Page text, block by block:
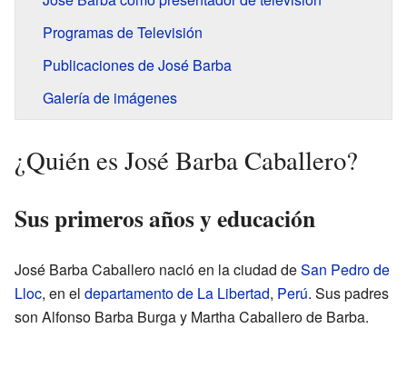
Programas de Televisión
Publicaciones de José Barba
Galería de imágenes
¿Quién es José Barba Caballero?
Sus primeros años y educación
José Barba Caballero nació en la ciudad deSan Pedro de
Lloc, en el departamento de La Libertad, Perú. Sus padres
son Alfonso Barba Burga y Martha Caballero de Barba.